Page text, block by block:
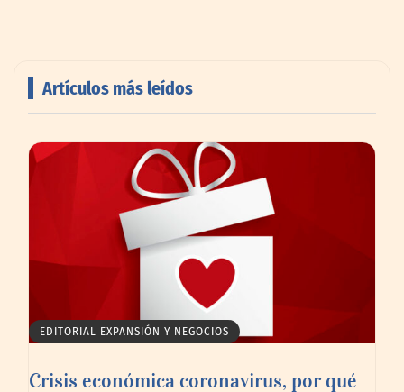
Emcesa se convierte en el aliado perfecto
para los restaurantes y bares este verano
Artículos más leídos
EDITORIAL EXPANSIÓN Y NEGOCIOS
Crisis económica coronavirus, por qué